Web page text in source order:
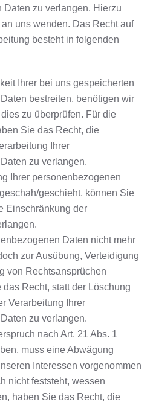
Daten zu verlangen. Hierzu
uns wenden. Das Recht auf
besteht in folgenden
Ihrer bei uns gespeicherten
bestreiten, benötigen wir
zu überprüfen. Für die
Sie das Recht, die
Ihrer
zu verlangen.
Ihrer personenbezogenen
geschieht, können Sie
Einschränkung der
Daten nicht mehr
zur Ausübung, Verteidigung
von Rechtsansprüchen
Recht, statt der Löschung
Verarbeitung Ihrer
zu verlangen.
nach Art. 21 Abs. 1
muss eine Abwägung
Interessen vorgenommen
nicht feststeht, wessen
haben Sie das Recht, die